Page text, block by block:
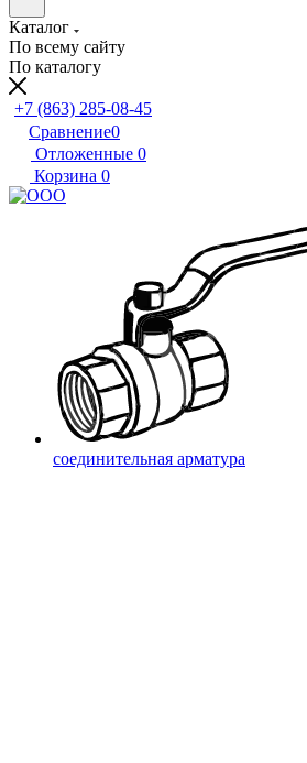
Каталог
По всему сайту
По каталогу
+7 (863) 285-08-45
Сравнение0
Отложенные 0
Корзина 0
соединительная арматура